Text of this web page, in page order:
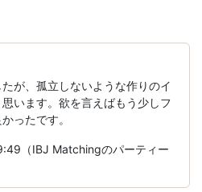
が、孤立しないような作りのイ
います。欲を言えばもう少しフ
ったです。
（IBJ Matchingのパーティー